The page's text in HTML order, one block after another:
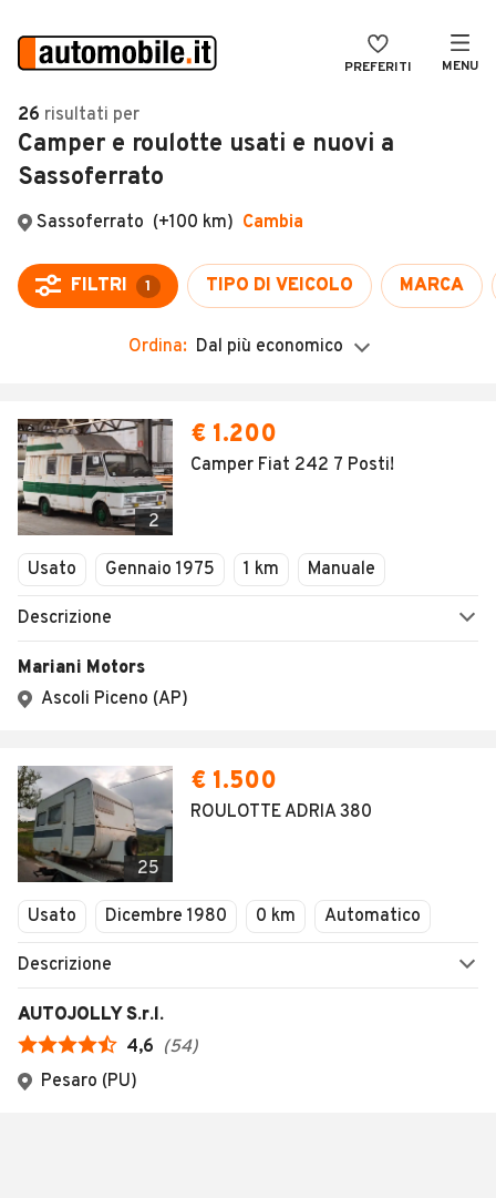
PREFERITI MENU
Auto
Auto usate
Auto Km 0
Auto Nuove
Moto
Camper
Veicoli Commerciali
Concessionari
VENDI
MAGAZINE
ACCEDI
26 risultati per
Camper e roulotte usati e nuovi a
Sassoferrato
Sassoferrato (+100 km) Cambia
FILTRI 1 TIPO DI VEICOLO MARCA
Ordina: Dal più economico
2
€ 1.200
Camper Fiat 242 7 Posti!
Usato Gennaio 1975 1 km Manuale
Descrizione
Mariani Motors
Ascoli Piceno (AP)
25
€ 1.500
ROULOTTE ADRIA 380
Usato Dicembre 1980 0 km Automatico
Descrizione
AUTOJOLLY S.r.l.
4,6 (54)
Pesaro (PU)